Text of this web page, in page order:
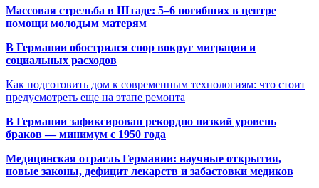
Массовая стрельба в Штаде: 5–6 погибших в центре
помощи молодым матерям
В Германии обострился спор вокруг миграции и
социальных расходов
Как подготовить дом к современным технологиям: что стоит
предусмотреть еще на этапе ремонта
В Германии зафиксирован рекордно низкий уровень
браков — минимум с 1950 года
Медицинская отрасль Германии: научные открытия,
новые законы, дефицит лекарств и забастовки медиков